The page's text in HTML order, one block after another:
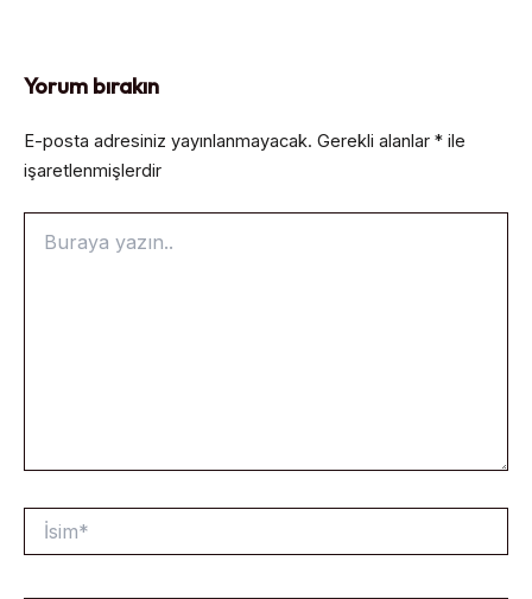
Yorum bırakın
E-posta adresiniz yayınlanmayacak. Gerekli alanlar * ile
işaretlenmişlerdir
yazın..
İsim*